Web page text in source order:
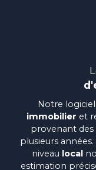
Notre
immobilier et
provenant des
plusieurs
niveau local
estimation